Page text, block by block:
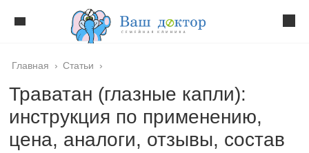
Главная › Статьи ›
Траватан (глазные капли):
инструкция по применению,
цена, аналоги, отзывы, состав